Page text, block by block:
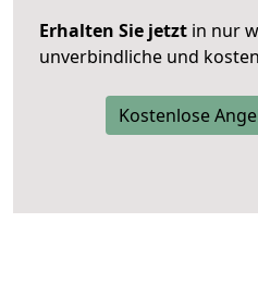
Erhalten Sie jetzt in nur
unverbindliche und
Kostenlose